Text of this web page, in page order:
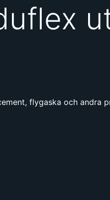
flygaska och andra